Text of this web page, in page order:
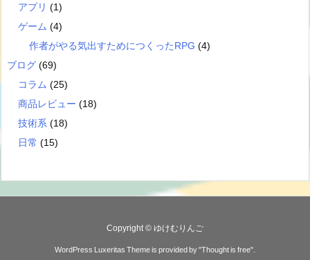
アプリ (1)
ゲーム (4)
作者がやる気出すためにつくったRPG (4)
ブログ (69)
コラム (25)
商品レビュー (18)
技術系 (18)
日常 (15)
Copyright © ゆけむりんご
WordPress Luxeritas Theme is provided by "Thought is free".